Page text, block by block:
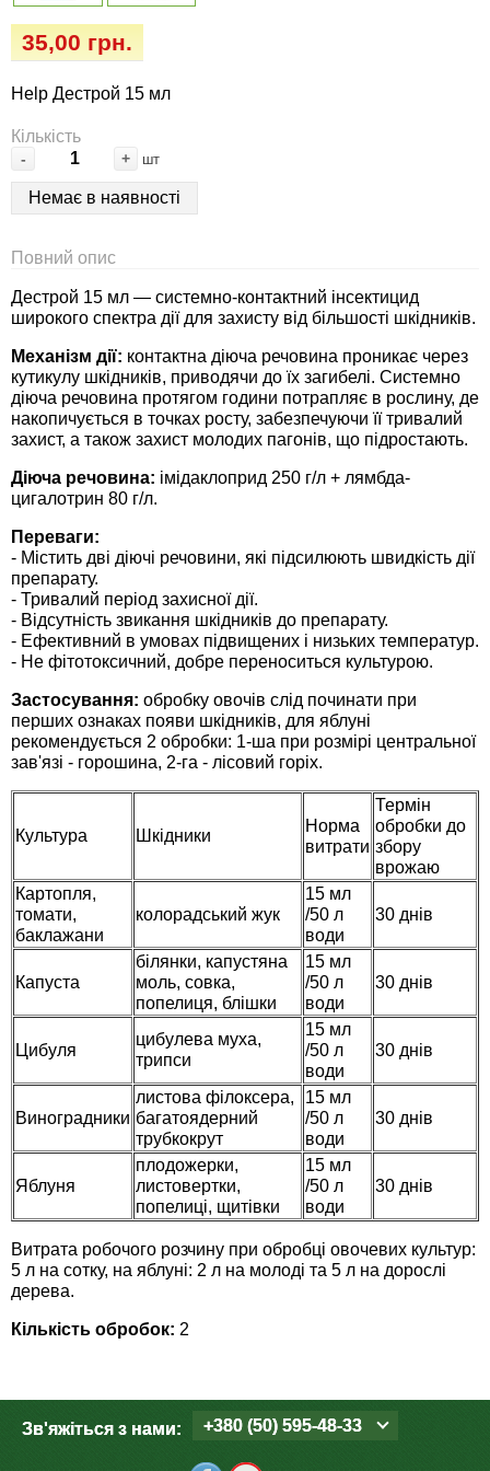
35,00 грн.
Help Дестрой 15 мл
Кількість
- + шт
Немає в наявності
Повний опис
Дестрой 15 мл — системно-контактний інсектицид
широкого спектра дії для захисту від більшості шкідників.
Механізм дії: контактна діюча речовина проникає через
кутикулу шкідників, приводячи до їх загибелі. Системно
діюча речовина протягом години потрапляє в рослину, де
накопичується в точках росту, забезпечуючи її тривалий
захист, а також захист молодих пагонів, що підростають.
Діюча речовина: імідаклоприд 250 г/л + лямбда-
цигалотрин 80 г/л.
Переваги:
- Містить дві діючі речовини, які підсилюють швидкість дії
препарату.
- Тривалий період захисної дії.
- Відсутність звикання шкідників до препарату.
- Ефективний в умовах підвищених і низьких температур.
- Не фітотоксичний, добре переноситься культурою.
Застосування: обробку овочів слід починати при
перших ознаках появи шкідників, для яблуні
рекомендується 2 обробки: 1-ша при розмірі центральної
зав'язі - горошина, 2-га - лісовий горіх.
Культура Шкідники
Норма
витрати
Термін
обробки до
збору
врожаю
Картопля,
томати,
баклажани
колорадський жук
15 мл
/50 л
води
30 днів
Капуста
білянки, капустяна
моль, совка,
попелиця, блішки
15 мл
/50 л
води
30 днів
Цибуля
цибулева муха,
трипси
15 мл
/50 л
води
30 днів
Виноградники
листова філоксера,
багатоядерний
трубкокрут
15 мл
/50 л
води
30 днів
Яблуня
плодожерки,
листовертки,
попелиці, щитівки
15 мл
/50 л
води
30 днів
Витрата робочого розчину при обробці овочевих культур:
5 л на сотку, на яблуні: 2 л на молоді та 5 л на дорослі
дерева.
Кількість обробок: 2
Зв'яжіться з нами: +380 (50) 595-48-33
Семена перца
Семена пряных трав
Семена свеклы
Семена сельдерея
Семена сидератов
Семена табака
Семена томатов
Семена газонной травы
Семена тыквы, патиссона
Семена фасоли
Семена цветов
Семена шпината
Семена щавеля
Элитные семена в банках
Удобрения «Сударушка», «Рязаночка»
100 г
Удобрения «Чистый лист» кристаллические
300 г
Удобрения «Чистый лист» Успех
Опрыскиватели
Перчатки
клопов, блох, домашних и садовых муравьев
Средства защиты от комаров, москитов,
клещей, ос, мошек, слепней
Средства защиты от мух
Средства защиты от моли
Средства защиты от капустницы
Средства защиты от кротов
Средства защиты от грызунов
Средства защиты растений
Лидеры продаж
Купить семена - хиты продаж
Архив